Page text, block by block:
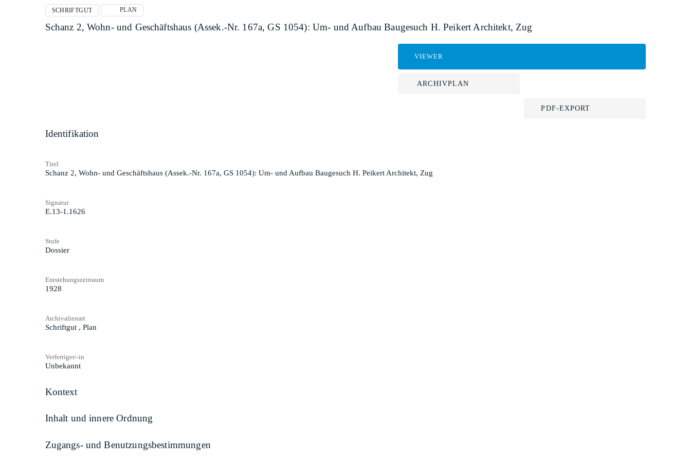
SCHRIFTGUT PLAN
Schanz 2, Wohn- und Geschäftshaus (Assek.-Nr. 167a, GS 1054): Um- und Aufbau Baugesuch H. Peikert Architekt, Zug
VIEWER
ARCHIVPLAN
PDF-EXPORT
Identifikation
Titel
Schanz 2, Wohn- und Geschäftshaus (Assek.-Nr. 167a, GS 1054): Um- und Aufbau Baugesuch H. Peikert Architekt, Zug
Signatur
E.13-1.1626
Stufe
Dossier
Entstehungszeitraum
1928
Archivalienart
Schriftgut , Plan
Verfertiger/-in
Unbekannt
Kontext
Inhalt und innere Ordnung
Zugangs- und Benutzungsbestimmungen